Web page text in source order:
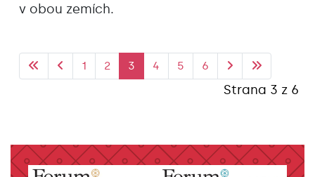
v obou zemích.
Strana 3 z 6
1 2 3 4 5 6